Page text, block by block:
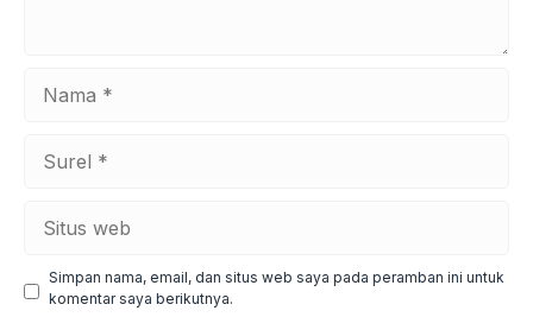
web
Simpan nama, email, dan situs web saya pada peramban ini untuk
komentar saya berikutnya.